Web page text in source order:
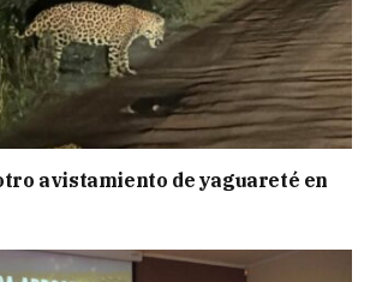
avistamiento de yaguareté en